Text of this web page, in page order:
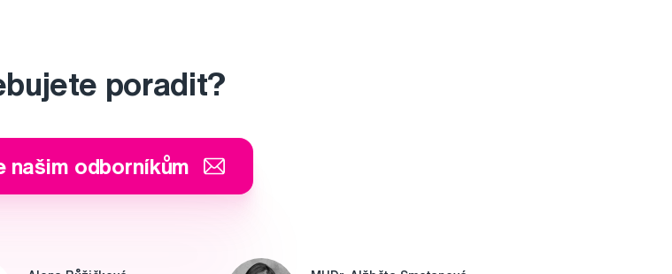
poradit?
našim odborníkům